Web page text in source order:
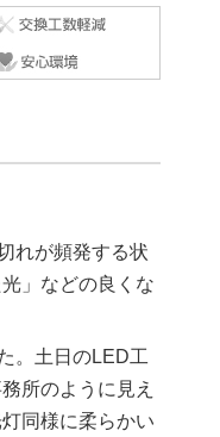
れが頻発する状
」などの良くな
。土日のLED工
所のように見え
同様に柔らかい